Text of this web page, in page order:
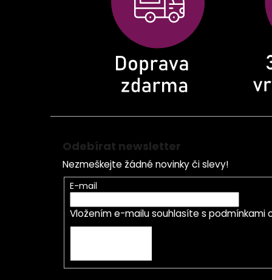
Odebírat newsletter
Nezmeškejte žádné novinky či slevy!
E-mail
Vložením e-mailu souhlasíte s podmínkami